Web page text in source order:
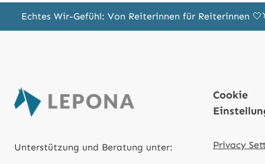
Echtes Wir-Gefühl: Von Reiterinnen für Reiterinnen
Unterstützung und Beratung unter:
Cookie
Privacy